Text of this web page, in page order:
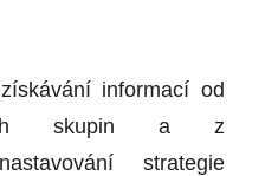
informací od
skupin a z
strategie